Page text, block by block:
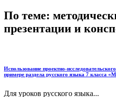
По теме:
презентации и
Использование проектно-
примере раздела русского языка 7 класса
Для уроков русского языка...